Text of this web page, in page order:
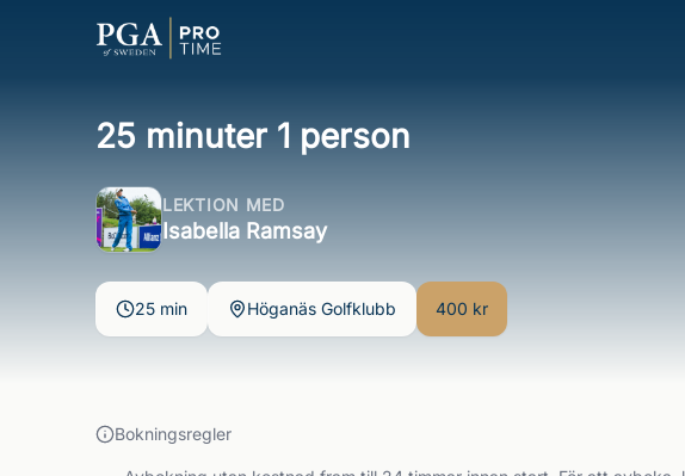
25 minuter 1 person
LEKTION MED
Isabella Ramsay
25 min Höganäs Golfklubb 400 kr
Bokningsregler